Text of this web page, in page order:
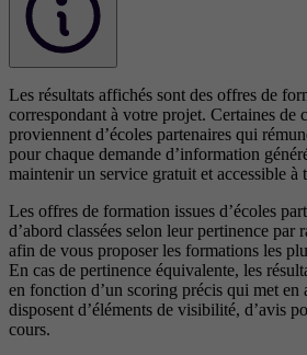
Les résultats affichés sont des offres de
correspondant à votre projet. Certaines de
proviennent d’écoles partenaires qui
pour chaque demande d’information
maintenir un service gratuit et accessible à
Les offres de formation issues d’écoles
d’abord classées selon leur pertinence par
afin de vous proposer les formations les
En cas de pertinence équivalente, les
en fonction d’un scoring précis qui met en
disposent d’éléments de visibilité, d’avis
cours.